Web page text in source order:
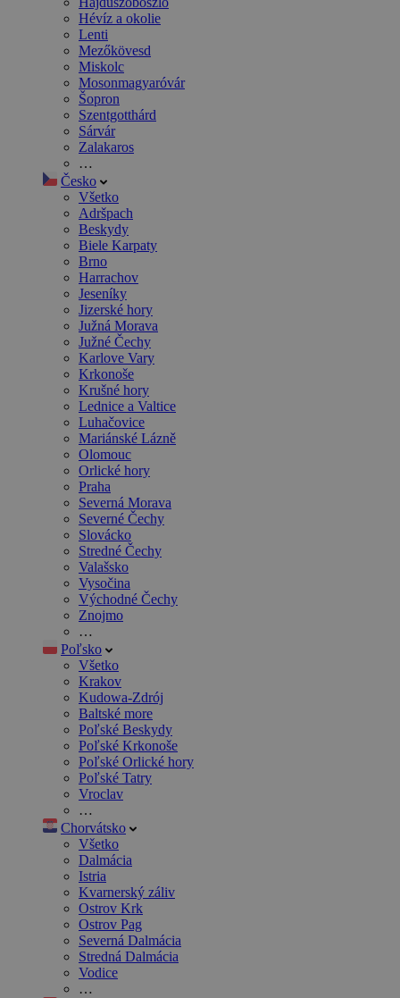
Hévíz a okolie
Lenti
Mezőkövesd
Miskolc
Mosonmagyaróvár
Šopron
Szentgotthárd
Sárvár
Zalakaros
…
Česko
Všetko
Adršpach
Beskydy
Biele Karpaty
Brno
Harrachov
Jeseníky
Jizerské hory
Južná Morava
Južné Čechy
Karlove Vary
Krkonoše
Krušné hory
Lednice a Valtice
Luhačovice
Mariánské Lázně
Olomouc
Orlické hory
Praha
Severná Morava
Severné Čechy
Slovácko
Stredné Čechy
Valašsko
Vysočina
Východné Čechy
Znojmo
…
Poľsko
Všetko
Krakov
Kudowa-Zdrój
Baltské more
Poľské Beskydy
Poľské Krkonoše
Poľské Orlické hory
Poľské Tatry
Vroclav
…
Chorvátsko
Všetko
Dalmácia
Istria
Kvarnerský záliv
Ostrov Krk
Ostrov Pag
Severná Dalmácia
Stredná Dalmácia
Vodice
…